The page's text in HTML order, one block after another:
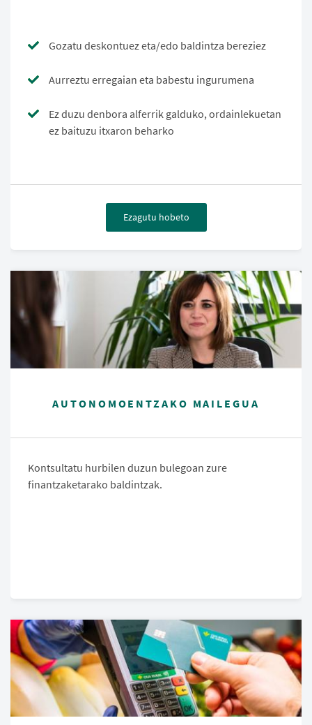
Gozatu deskontuez eta/edo baldintza bereziez
Aurreztu erregaian eta babestu ingurumena
Ez duzu denbora alferrik galduko, ordainlekuetan
ez baituzu itxaron beharko
Ezagutu hobeto
AUTONOMOENTZAKO MAILEGUA
Kontsultatu hurbilen duzun bulegoan zure
finantzaketarako baldintzak.